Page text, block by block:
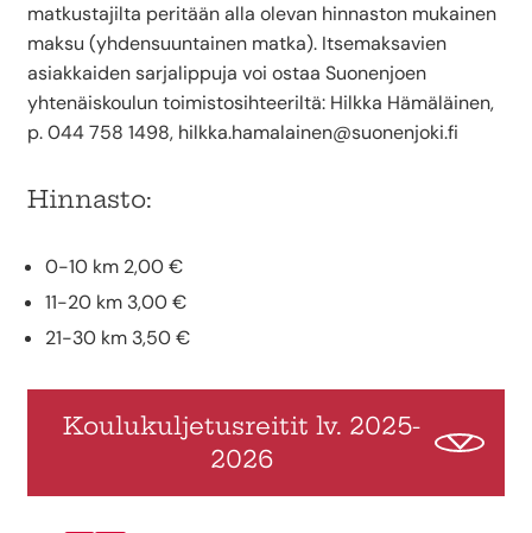
matkustajilta peritään alla olevan hinnaston mukainen
maksu (yhdensuuntainen matka). Itsemaksavien
asiakkaiden sarjalippuja voi ostaa Suonenjoen
yhtenäiskoulun toimistosihteeriltä: Hilkka Hämäläinen,
p. 044 758 1498, hilkka.hamalainen@suonenjoki.fi
Hinnasto:
0-10 km 2,00 €
11-20 km 3,00 €
21-30 km 3,50 €
Koulukuljetusreitit lv. 2025-
2026